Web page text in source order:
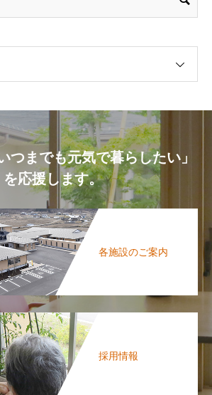
つまでも元気で暮らしたい」
を応援します。
各施設のご案内
採用情報